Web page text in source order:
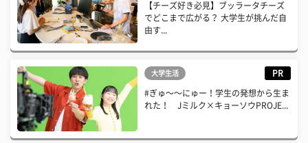
【チーズ好き必見】ブッラータチーズ
でどこまで広がる？ 大学生が挑んだ自
由す...
大学生活 PR
#ぎゅ〜〜にゅー！学生の発想から生ま
れた！ Jミルク×キョーソウPROJE...